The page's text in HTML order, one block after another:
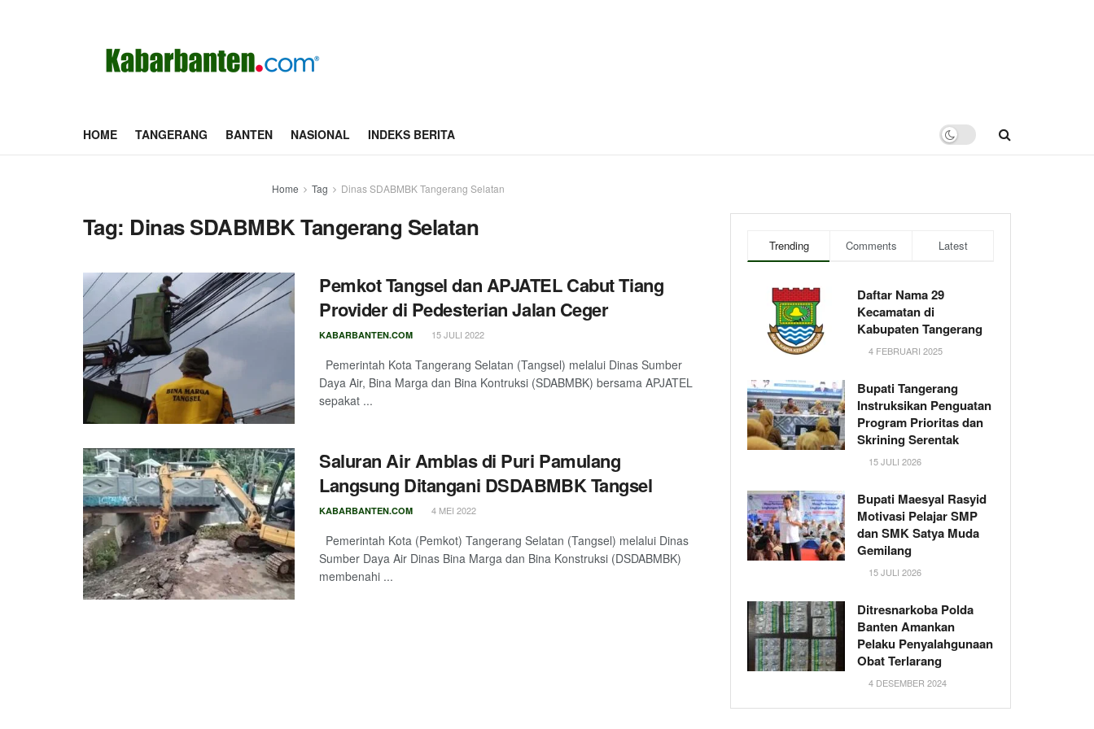
HOME TANGERANG BANTEN NASIONAL INDEKS BERITA
Home Tag Dinas SDABMBK Tangerang Selatan
Tag: Dinas SDABMBK Tangerang Selatan
Pemkot Tangsel dan APJATEL Cabut Tiang
Provider di Pedesterian Jalan Ceger
KABARBANTEN.COM 15 JULI 2022
Pemerintah Kota Tangerang Selatan (Tangsel) melalui Dinas Sumber
Daya Air, Bina Marga dan Bina Kontruksi (SDABMBK) bersama APJATEL
sepakat ...
Saluran Air Amblas di Puri Pamulang
Langsung Ditangani DSDABMBK Tangsel
KABARBANTEN.COM 4 MEI 2022
Pemerintah Kota (Pemkot) Tangerang Selatan (Tangsel) melalui Dinas
Sumber Daya Air Dinas Bina Marga dan Bina Konstruksi (DSDABMBK)
membenahi ...
Trending Comments Latest
Daftar Nama 29
Kecamatan di
Kabupaten Tangerang
4 FEBRUARI 2025
Bupati Tangerang
Instruksikan Penguatan
Program Prioritas dan
Skrining Serentak
15 JULI 2026
Bupati Maesyal Rasyid
Motivasi Pelajar SMP
dan SMK Satya Muda
Gemilang
15 JULI 2026
Ditresnarkoba Polda
Banten Amankan
Pelaku Penyalahgunaan
Obat Terlarang
4 DESEMBER 2024